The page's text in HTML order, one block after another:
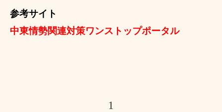
参考サイト
中東情勢関連対策ワンストップポータル
1